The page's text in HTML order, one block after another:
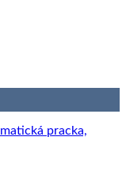
pracka,